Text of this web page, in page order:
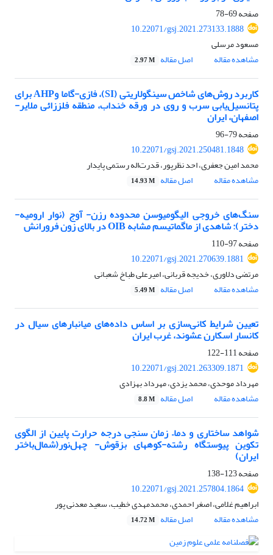
صفحه69-78
10.22071/gsj.2021.273133.1888
مسعود مرسلی
مشاهده مقاله
اصل مقاله 2.97 M
کاربرد روش‌های شاخص سینگولاریتی (SI)، فازی-گاما وAHP برای
پتانسیل‌یابی سرب و روی در ورقه خنداب، منطقه فلززائی ملایر-
اصفهان، ایران
صفحه79-96
10.22071/gsj.2021.250481.1848
محمد امین جعفری، احد نظرپور، قدرت‌اله رستمی پایدار
مشاهده مقاله
اصل مقاله 14.93 M
سنگ‌های خروجی الیگومیوسن محدوده رزن- آوج (نوار ارومیه-
دختر): شاهدی از ماگماتیسم مشابه OIB در بالای زون فرورانش
صفحه97-110
10.22071/gsj.2021.270639.1881
مرتضی دلاوری، خدیجه قربانی، امیرعلی طباخ شعبانی
مشاهده مقاله
اصل مقاله 5.49 M
تعیین شرایط کانی‌سازی بر اساس داده‌های میانبارهای سیال در
کانسار اسکارن عشوند، غرب ایران
صفحه111-122
10.22071/gsj.2021.263309.1871
مهرداد موحدی، محمد یزدی، مهرداد بهزادی
مشاهده مقاله
اصل مقاله 8.8 M
شواهد ساختاری و دما– زمان سنجی درجه حرارت پایین از الگوی
تکوین پیوستگاه رشته-کوههای بزقوش- چهل‌نور(شمال‌باختر
ایران)
صفحه123-138
10.22071/gsj.2021.257804.1864
ابراهیم غلامی، اصغر احمدی، محمدمهدی خطیب، سعید معدنی پور
مشاهده مقاله
اصل مقاله 14.72 M